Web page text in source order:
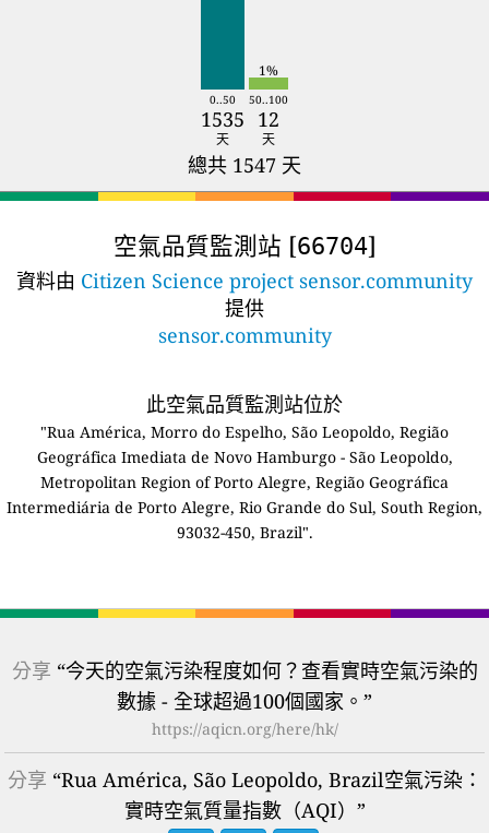
1%
0..50 50..100
1535 12
天 天
總共 1547 天
空氣品質監測站 [66704]
資料由 Citizen Science project sensor.community
提供
sensor.community
此空氣品質監測站位於
"Rua América, Morro do Espelho, São Leopoldo, Região
Geográfica Imediata de Novo Hamburgo - São Leopoldo,
Metropolitan Region of Porto Alegre, Região Geográfica
Intermediária de Porto Alegre, Rio Grande do Sul, South Region,
93032-450, Brazil".
分享 “今天的空氣污染程度如何？查看實時空氣污染的
數據 - 全球超過100個國家。”
https://aqicn.org/here/hk/
分享 “Rua América, São Leopoldo, Brazil空氣污染：
實時空氣質量指數（AQI）”